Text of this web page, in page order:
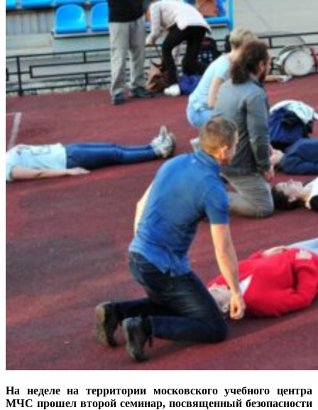
На неделе на территории московского учебного центра
МЧС прошел второй семинар, посвященный безопасности